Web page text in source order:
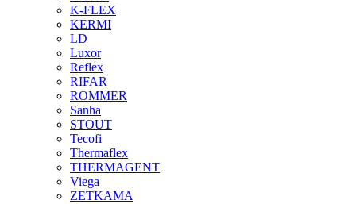
K-FLEX
KERMI
LD
Luxor
Reflex
RIFAR
ROMMER
Sanha
STOUT
Tecofi
Thermaflex
THERMAGENT
Viega
ZETKAMA